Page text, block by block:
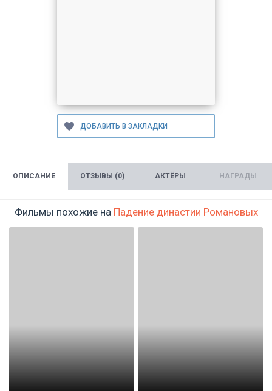
ОПИСАНИЕ ОТЗЫВЫ (0) АКТЁРЫ НАГРАДЫ
Фильмы похожие на Падение династии Романовых